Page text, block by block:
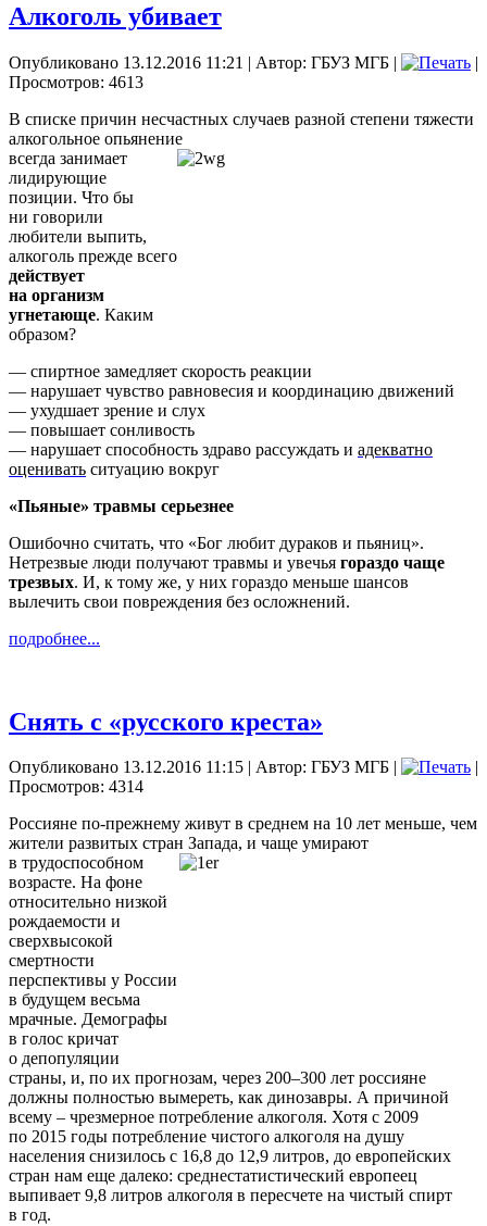
Алкоголь убивает
Опубликовано 13.12.2016 11:21 | Автор: ГБУЗ МГБ |
|
Просмотров: 4613
В списке причин несчастных случаев разной степени тяжести
алкогольное опьянение
всегда занимает
лидирующие
позиции. Что бы
ни говорили
любители выпить,
алкоголь прежде всего
действует
на организм
угнетающе. Каким
образом?
— спиртное замедляет скорость реакции
— нарушает чувство равновесия и координацию движений
— ухудшает зрение и слух
— повышает сонливость
— нарушает способность здраво рассуждать и адекватно
оценивать ситуацию вокруг
«Пьяные» травмы серьезнее
Ошибочно считать, что «Бог любит дураков и пьяниц».
Нетрезвые люди получают травмы и увечья гораздо чаще
трезвых. И, к тому же, у них гораздо меньше шансов
вылечить свои повреждения без осложнений.
подробнее...
Снять с «русского креста»
Опубликовано 13.12.2016 11:15 | Автор: ГБУЗ МГБ |
|
Просмотров: 4314
Россияне по-прежнему живут в среднем на 10 лет меньше, чем
жители развитых стран Запада, и чаще умирают
в трудоспособном
возрасте. На фоне
относительно низкой
рождаемости и
сверхвысокой
смертности
перспективы у России
в будущем весьма
мрачные. Демографы
в голос кричат
о депопуляции
страны, и, по их прогнозам, через 200–300 лет россияне
должны полностью вымереть, как динозавры. А причиной
всему – чрезмерное потребление алкоголя. Хотя с 2009
по 2015 годы потребление чистого алкоголя на душу
населения снизилось с 16,8 до 12,9 литров, до европейских
стран нам еще далеко: среднестатистический европеец
выпивает 9,8 литров алкоголя в пересчете на чистый спирт
в год.